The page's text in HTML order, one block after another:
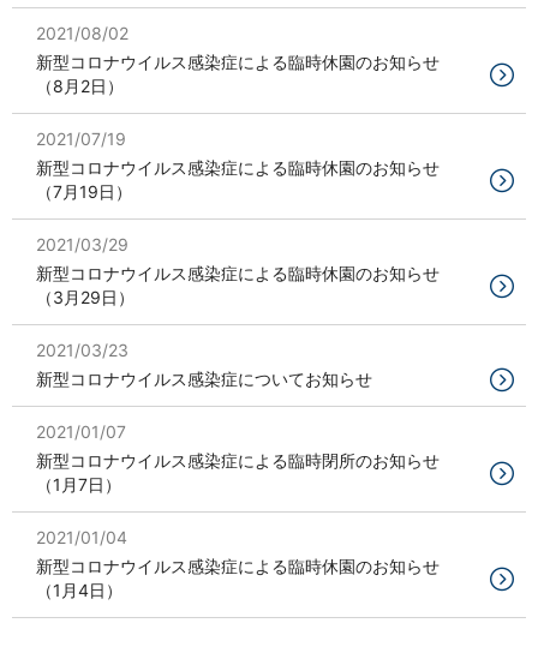
2021/08/02
新型コロナウイルス感染症による臨時休園のお知らせ
（8月2日）
2021/07/19
新型コロナウイルス感染症による臨時休園のお知らせ
（7月19日）
2021/03/29
新型コロナウイルス感染症による臨時休園のお知らせ
（3月29日）
2021/03/23
新型コロナウイルス感染症についてお知らせ
2021/01/07
新型コロナウイルス感染症による臨時閉所のお知らせ
（1月7日）
2021/01/04
新型コロナウイルス感染症による臨時休園のお知らせ
（1月4日）